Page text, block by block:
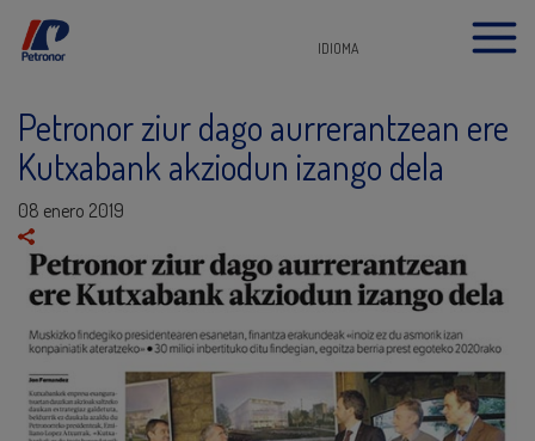
IDIOMA
Petronor ziur dago aurrerantzean ere
Kutxabank akziodun izango dela
08 enero 2019